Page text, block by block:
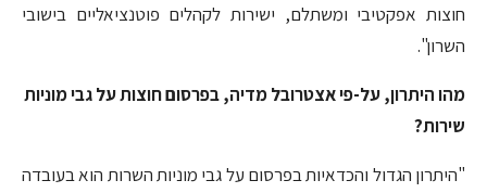
חוצות אפקטיבי ומשתלם, ישירות לקהלים פוטנציאליים בישובי
השרון".
מהו היתרון, על-פי אצטרובל מדיה, בפרסום חוצות על גבי מוניות
שירות?
"היתרון הגדול והכדאיות בפרסום על גבי מוניות השרות הוא בעובדה